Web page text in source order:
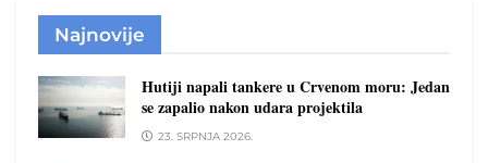
Najnovije
Hutiji napali tankere u Crvenom moru: Jedan
se zapalio nakon udara projektila
23. SRPNJA 2026.